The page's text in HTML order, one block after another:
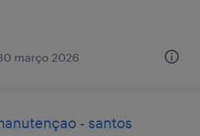
março 2026
- santos